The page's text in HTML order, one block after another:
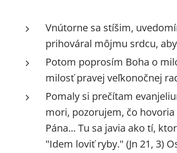
Vnútorne sa stíšim,
prihováral môjmu srdcu,
Potom poprosím Boha o
milosť pravej veľkonočnej
Pomaly si prečítam
mori, pozorujem, čo
Pána... Tu sa javia ako tí,
"Idem loviť ryby." (Jn 21, 3)